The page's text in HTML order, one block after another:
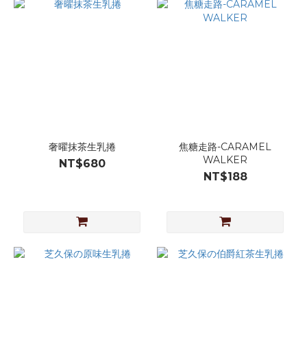
奢曜抹茶生乳捲
NT$680
焦糖走路-CARAMEL
WALKER
NT$188